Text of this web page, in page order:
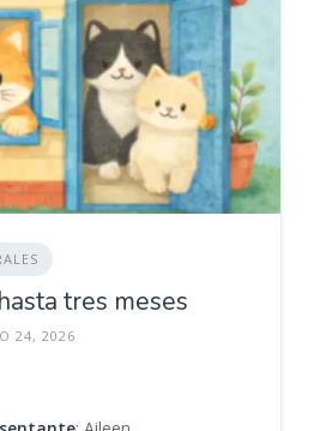
tres meses
24, 2026